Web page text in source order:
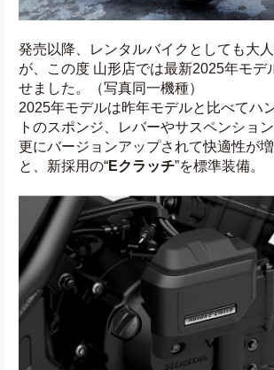
発売以降、レンタルバイクとしても大
が、この度 山形店では最新2025年モデ
せました。（写真同一機種）
2025年モデルは昨年モデルと比べてハ
トのスポンジ、レバーやサスペンショ
更にバージョンアップされて快適性が
と、新採用の“Eクラッチ”を標準装備。